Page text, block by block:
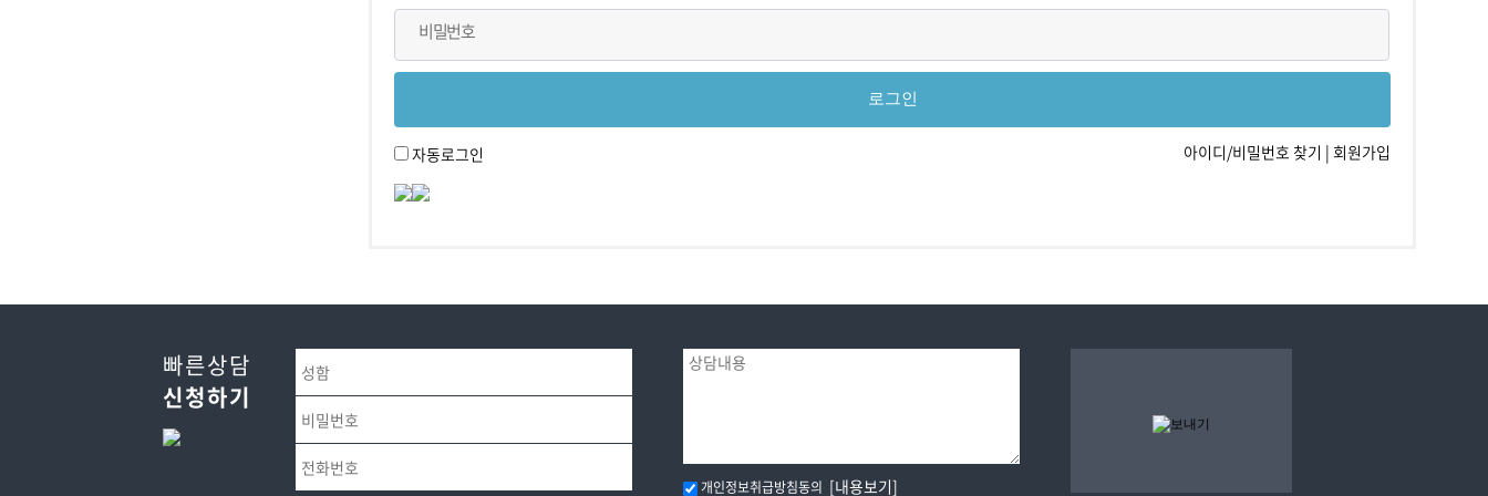
비밀번호
자동로그인 아이디/비밀번호 찾기 | 회원가입
빠른상담
신청하기
개인정보취급방침동의 [내용보기]